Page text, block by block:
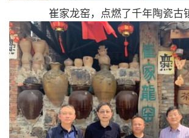
崔家龙窑，点燃了千年陶瓷古